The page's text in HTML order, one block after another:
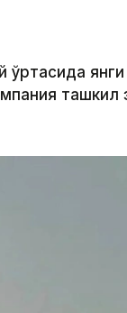
ўртасида